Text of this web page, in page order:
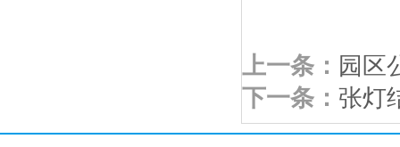
上一条： 园区
下一条： 张灯